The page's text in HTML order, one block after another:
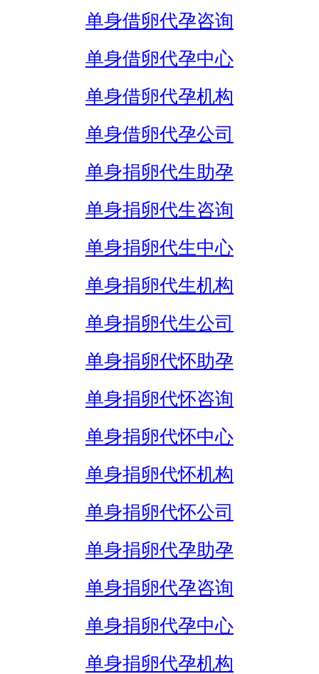
单身借卵代孕咨询
单身借卵代孕中心
单身借卵代孕机构
单身借卵代孕公司
单身捐卵代生助孕
单身捐卵代生咨询
单身捐卵代生中心
单身捐卵代生机构
单身捐卵代生公司
单身捐卵代怀助孕
单身捐卵代怀咨询
单身捐卵代怀中心
单身捐卵代怀机构
单身捐卵代怀公司
单身捐卵代孕助孕
单身捐卵代孕咨询
单身捐卵代孕中心
单身捐卵代孕机构